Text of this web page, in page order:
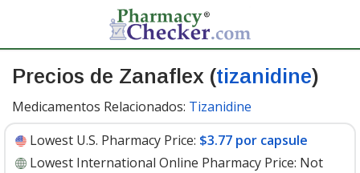
Precios de Zanaflex (tizanidine)
Medicamentos Relacionados: Tizanidine
Lowest U.S. Pharmacy Price: $3.77 por capsule
Lowest International Online Pharmacy Price: Not